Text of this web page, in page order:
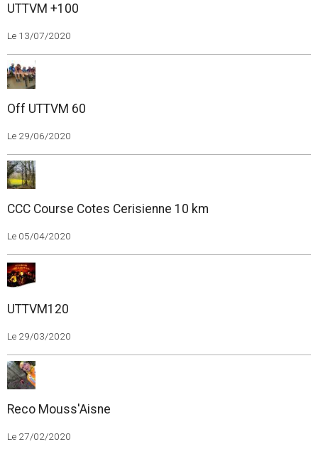
UTTVM +100
Le 13/07/2020
Off UTTVM 60
Le 29/06/2020
CCC Course Cotes Cerisienne 10 km
Le 05/04/2020
UTTVM120
Le 29/03/2020
Reco Mouss'Aisne
Le 27/02/2020